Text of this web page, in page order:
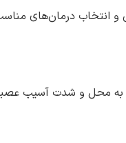
و انتخاب درمان‌های
به محل و شدت آسیب‌